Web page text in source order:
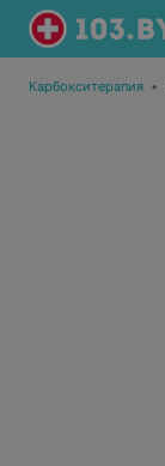
Карбокситерапия •